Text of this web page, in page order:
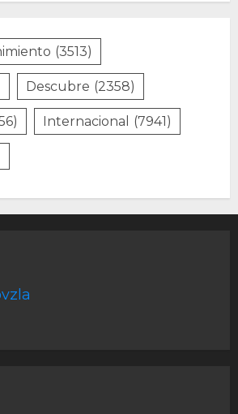
(3513)
Descubre (2358)
Internacional (7941)